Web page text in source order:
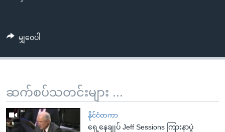
မျှဝေပါ
ဆက်စပ်သတင်းများ ...
နိုင်ငံတကာ
ရှေ့နေချုပ် Jeff Sessions ကြားနာပွဲ